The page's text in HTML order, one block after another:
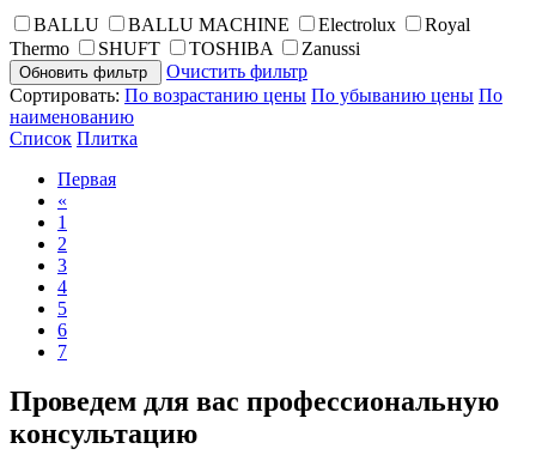
BALLU BALLU MACHINE Electrolux
Royal
Thermo
SHUFT TOSHIBA Zanussi
Обновить фильтр
Очистить фильтр
Сортировать: По возрастанию цены По убыванию цены По
наименованию
Список Плитка
Первая
«
1
2
3
4
5
6
7
Проведем для вас профессиональную
консультацию